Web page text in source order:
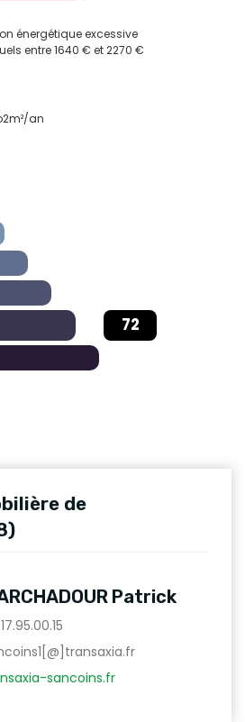
énergétique excessive
entre 1640 € et 2270 €
an
72
de
Patrick
sancoins.fr